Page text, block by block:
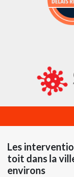
Les
toit dans la
environs